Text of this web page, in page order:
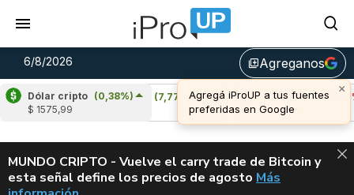
6/8/2026 library_addAgreganos
Dólar cripto (0,38%)
$ 1575,99
Cardano (7,77%)
u$s 0,21
Avalanche (-3,50%)
u$s 6,48
ALERTA
MUNDO CRIPTO - Vuelve el carry trade de Bitcoin y
esta señal define los precios de agosto VUELVE EL
Más